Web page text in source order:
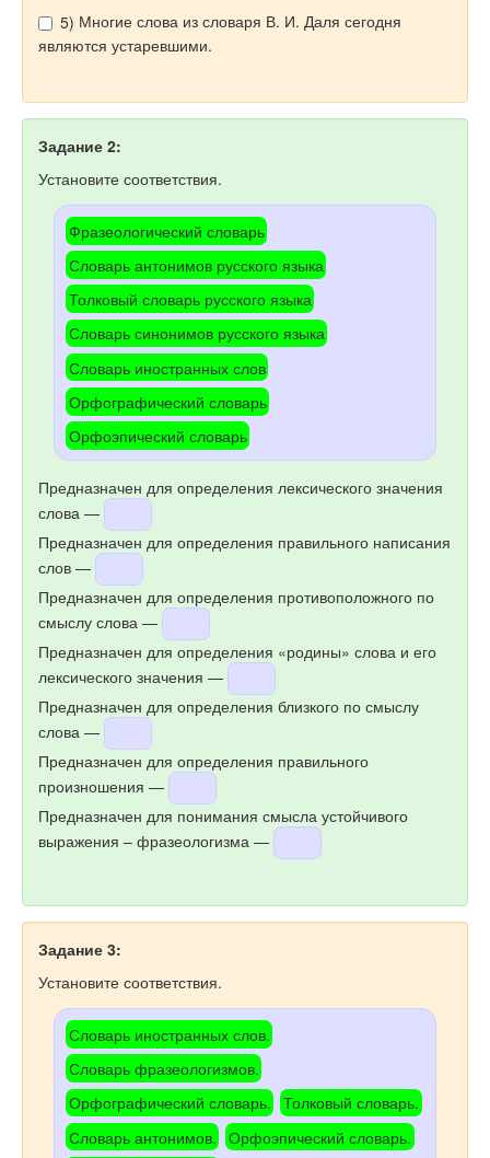
5) Многие слова из словаря В. И. Даля сегодня
являются устаревшими.
Задание 2:
Установите соответствия.
Фразеологический словарь
Словарь антонимов русского языка
Толковый словарь русского языка
Словарь синонимов русского языка
Словарь иностранных слов
Орфографический словарь
Орфоэпический словарь
Предназначен для определения лексического значения
слова —
Предназначен для определения правильного написания
слов —
Предназначен для определения противоположного по
смыслу слова —
Предназначен для определения «родины» слова и его
лексического значения —
Предназначен для определения близкого по смыслу
слова —
Предназначен для определения правильного
произношения —
Предназначен для понимания смысла устойчивого
выражения – фразеологизма —
Задание 3:
Установите соответствия.
Словарь иностранных слов.
Словарь фразеологизмов.
Орфографический словарь. Толковый словарь.
Словарь антонимов. Орфоэпический словарь.